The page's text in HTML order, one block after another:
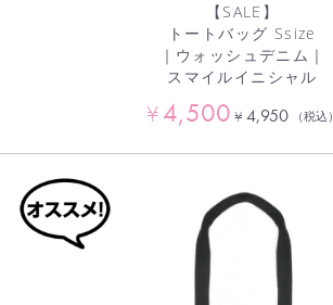
【SALE】
トートバッグ Ssize
｜ウォッシュデニム｜
スマイルイニシャル
¥4,500 ¥ 4,950 （税込）